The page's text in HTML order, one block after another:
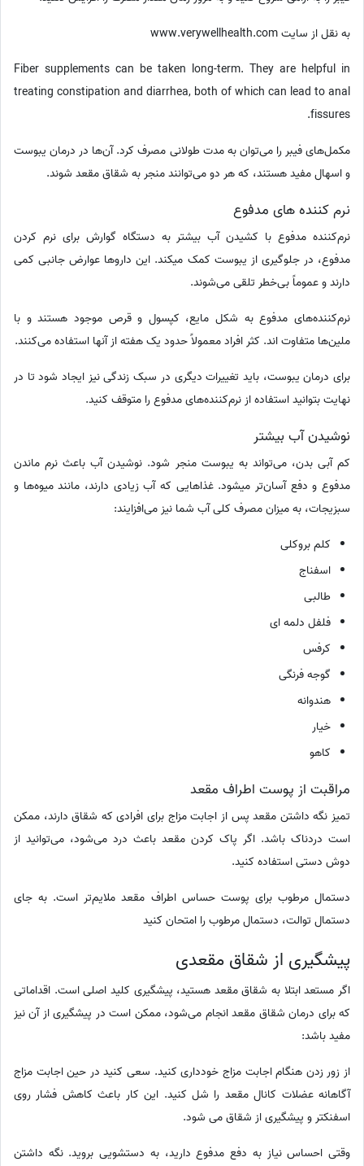
به نقل از سایت www.verywellhealth.com
Fiber supplements can be taken long-term. They are helpful in
treating constipation and diarrhea, both of which can lead to anal
fissures.
مکمل‌های فیبر را می‌توان به مدت طولانی مصرف کرد. آن‌ها در درمان یبوست
و اسهال مفید هستند، که هر دو می‌توانند منجر به شقاق مقعد شوند.
نرم کننده های مدفوع
نرم‌کننده مدفوع با کشیدن آب بیشتر به دستگاه گوارش برای نرم کردن
مدفوع، در جلوگیری از یبوست کمک میکند. این داروها عوارض جانبی کمی
دارند و عموماً بی‌خطر تلقی می‌شوند.
نرم‌کننده‌های مدفوع به شکل مایع، کپسول و قرص موجود هستند و با
ملین‌ها متفاوت اند. کثر افراد معمولاً حدود یک هفته از آنها استفاده می‌کنند.
برای درمان یبوست، باید تغییرات دیگری در سبک زندگی نیز ایجاد شود تا در
نهایت بتوانید استفاده از نرم‌کننده‌های مدفوع را متوقف کنید.
نوشیدن آب بیشتر
کم آبی بدن، می‌تواند به یبوست منجر شود. نوشیدن آب باعث نرم ماندن
مدفوع و دفع آسان‌تر میشود. غذاهایی که آب زیادی دارند، مانند میوه‌ها و
سبزیجات، به میزان مصرف کلی آب شما نیز می‌افزایند:
کلم بروکلی
اسفناج
طالبی
فلفل دلمه ای
کرفس
گوجه فرنگی
هندوانه
خیار
کاهو
مراقبت از پوست اطراف مقعد
تمیز نگه داشتن مقعد پس از اجابت مزاج برای افرادی که شقاق دارند، ممکن
است دردناک باشد. اگر پاک کردن مقعد باعث درد می‌شود، می‌توانید از
دوش دستی استفاده کنید.
دستمال مرطوب برای پوست حساس اطراف مقعد ملایم‌تر است. به جای
دستمال توالت، دستمال مرطوب را امتحان کنید
پیشگیری از شقاق مقعدی
اگر مستعد ابتلا به شقاق مقعد هستید، پیشگیری کلید اصلی است. اقداماتی
که برای درمان شقاق مقعد انجام می‌شود، ممکن است در پیشگیری از آن نیز
مفید باشد:
از زور زدن هنگام اجابت مزاج خودداری کنید. سعی کنید در حین اجابت مزاج
آگاهانه عضلات کانال مقعد را شل کنید. این کار باعث کاهش فشار روی
اسفنکتر و پیشگیری از شقاق می شود.
وقتی احساس نیاز به دفع مدفوع دارید، به دستشویی بروید. نگه داشتن